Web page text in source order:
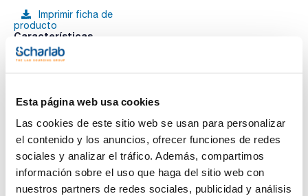
Esta página web usa cookies
Las cookies de este sitio web se usan para personalizar
el contenido y los anuncios, ofrecer funciones de redes
sociales y analizar el tráfico. Además, compartimos
información sobre el uso que haga del sitio web con
nuestros partners de redes sociales, publicidad y análisis
Imprimir ficha de
producto
Características
Descripción : Gradilla de acero inoxidable BagRack® para 4
bolsas de 3500 mL
homogeneización y el análisis de cualquier muestra sólida
médicas, veterinarias y ambientales. Se recomiendan las
bolsas de filtro porque la filtración de la muestra se realiza
durante la homogeneización, por lo tanto es instantánea y
estéril. Adaptado para todas las muestras, a partir de 1g
hasta 400g. Adaptado para todos los homogeneizadores de
laboratorio. Estériles y aprobados para el contacto con
alimentos. Certificación ISO 9001-2000.
Documentación técnica
COA